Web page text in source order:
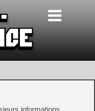
informations